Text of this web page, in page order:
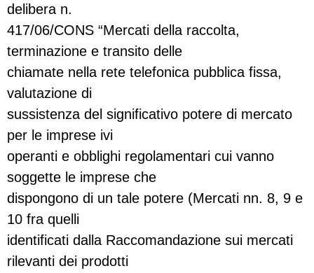
delibera n.
417/06/CONS “Mercati della raccolta,
terminazione e transito delle
chiamate nella rete telefonica pubblica fissa,
valutazione di
sussistenza del significativo potere di mercato
per le imprese ivi
operanti e obblighi regolamentari cui vanno
soggette le imprese che
dispongono di un tale potere (Mercati nn. 8, 9 e
10 fra quelli
identificati dalla Raccomandazione sui mercati
rilevanti dei prodotti